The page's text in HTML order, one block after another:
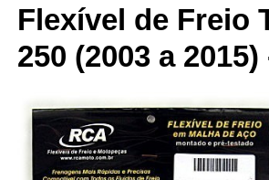
Flexível de Freio
250 (2003 a